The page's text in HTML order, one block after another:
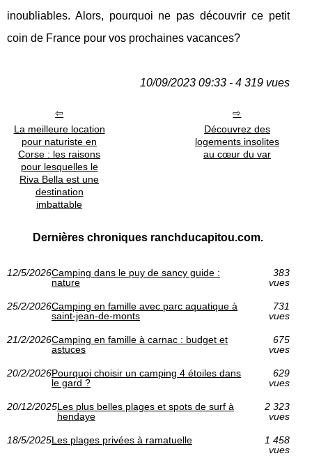
inoubliables. Alors, pourquoi ne pas découvrir ce petit
coin de France pour vos prochaines vacances?
10/09/2023 09:33 - 4 319 vues
La meilleure location
pour naturiste en
Corse : les raisons
pour lesquelles le
Riva Bella est une
destination
imbattable
Découvrez des
logements insolites
au cœur du var
Dernières chroniques ranchducapitou.com.
12/5/2026Camping dans le puy de sancy guide :
nature
383
vues
25/2/2026Camping en famille avec parc aquatique à
saint-jean-de-monts
731
vues
21/2/2026Camping en famille à carnac : budget et
astuces
675
vues
20/2/2026Pourquoi choisir un camping 4 étoiles dans
le gard ?
629
vues
20/12/2025Les plus belles plages et spots de surf à
hendaye
2 323
vues
18/5/2025Les plages privées à ramatuelle
1 458
vues